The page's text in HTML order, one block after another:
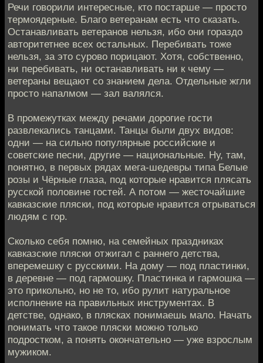
Речи говорили интересные, кто постарше — просто
термоядерные. Благо ветеранам есть что сказать.
Останавливать ветеранов нельзя, ибо они гораздо
авторитетнее всех остальных. Перебивать тоже
нельзя, за это сурово порицают. Хотя, собственно,
ни перебивать, ни останавливать ни к чему —
ветераны вещают со знанием дела. Отдельные жгли
просто напалмом — зал валялся.
В промежутках между речами дорогие гости
развлекались танцами. Танцы были двух видов:
одни — на сильно популярные российские и
советские песни, другие — национальные. Ну, там,
понятно, в первых рядах мега-шедевры типа Белые
розы и Чёрные глаза, под которые нравится плясать
русской половине гостей. А потом — жесточайшие
кавказские пляски, под которые нравится отрываться
людям с гор.
Сколько себя помню, на семейных праздниках
кавказские пляски отжигал с раннего детства,
вперемешку с русскими. На дому — под пластинки,
в деревне — под гармошку. Пластинка и гармошка —
это прикольно, но не то, ибо рулит натуральное
исполнение на правильных инструментах. В
детстве, однако, в плясках понимаешь мало. Начать
понимать что такое пляски можно только
подростком, а понять окончательно — уже взрослым
мужиком.